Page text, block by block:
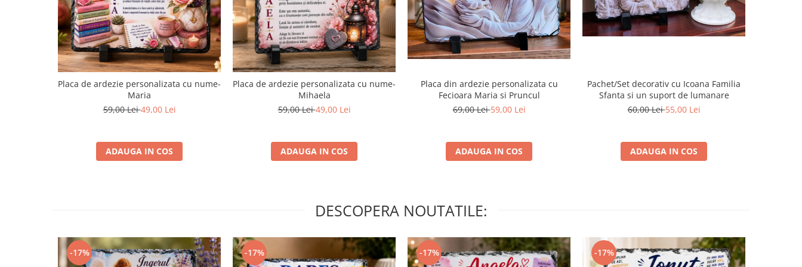
Placa de ardezie personalizata cu nume-
Maria
59,00 Lei49,00 Lei
ADAUGA IN COS
Placa de ardezie personalizata cu nume-
Mihaela
59,00 Lei49,00 Lei
ADAUGA IN COS
Placa din ardezie personalizata cu
Fecioara Maria si Pruncul
69,00 Lei59,00 Lei
ADAUGA IN COS
Pachet/Set decorativ cu Icoana Familia
Sfanta si un suport de lumanare
60,00 Lei55,00 Lei
ADAUGA IN COS
DESCOPERA NOUTATILE:
-17% -17% -17% -17%